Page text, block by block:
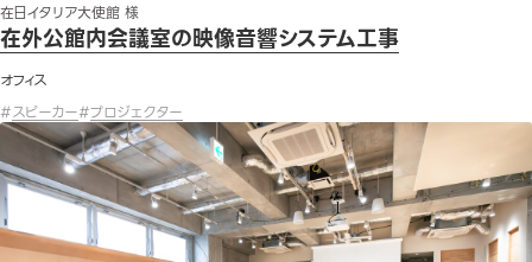
在日イタリア大使館 様
在外公館内会議室の映像音響システム工事
オフィス
#スピーカー#プロジェクター
オフィス移転に伴う映像音響機器の導入とシステム構築